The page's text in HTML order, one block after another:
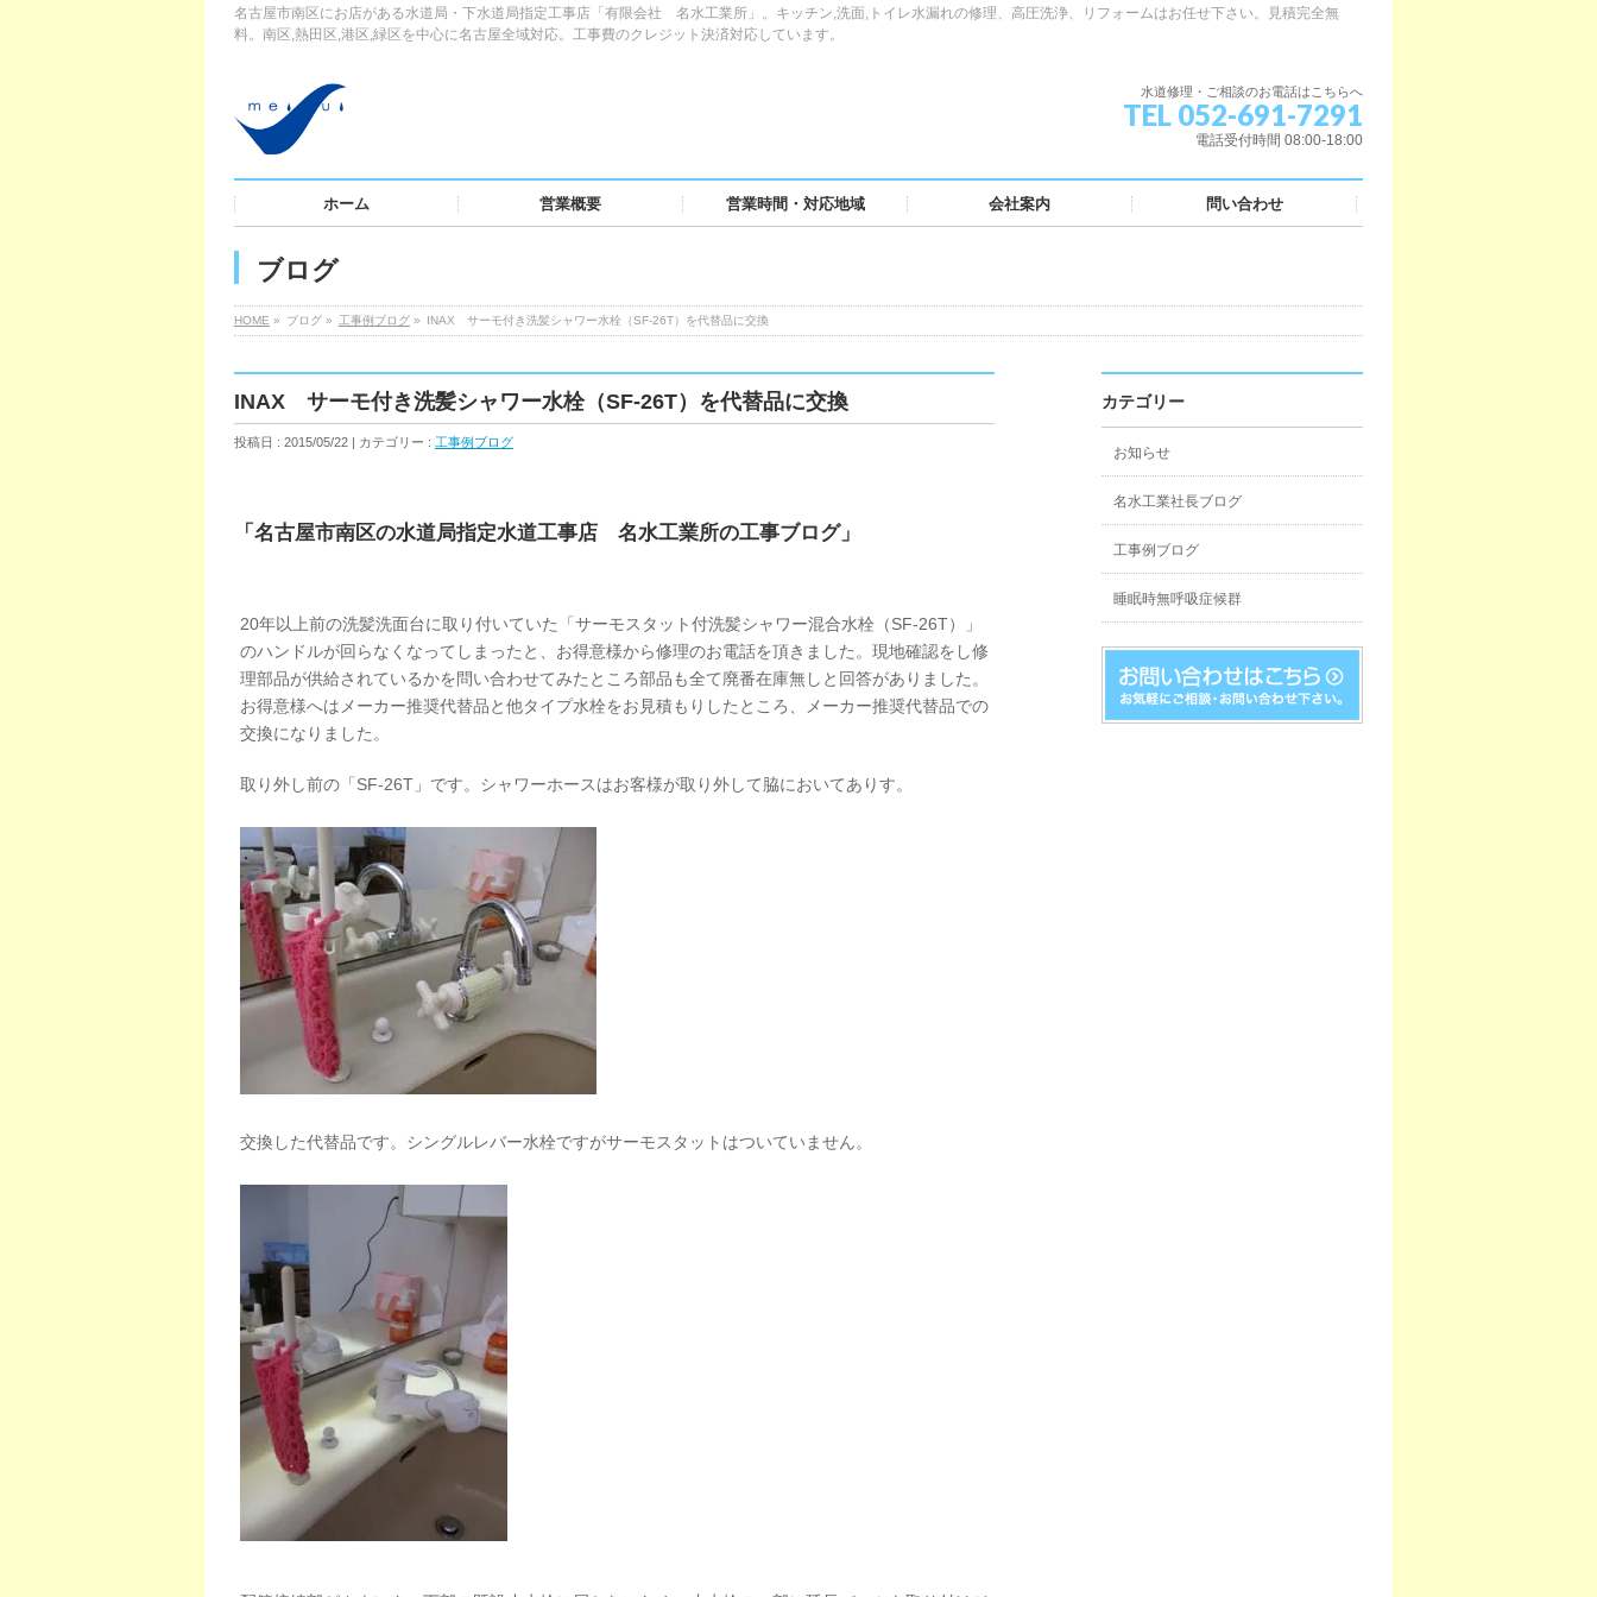
名古屋市南区にお店がある水道局・下水道局指定工事店「有限会社 名水工業所」。キッチン,洗面,トイレ水漏れの修理、高圧洗浄、リフォームはお任せ下さい。見積完全無
料。南区,熱田区,港区,緑区を中心に名古屋全域対応。工事費のクレジット決済対応しています。
水道修理・ご相談のお電話はこちらへ
TEL 052-691-7291
電話受付時間 08:00-18:00
ホーム 営業概要 営業時間・対応地域 会社案内 問い合わせ
ブログ
HOME » ブログ » 工事例ブログ » INAX サーモ付き洗髪シャワー水栓（SF-26T）を代替品に交換
INAX サーモ付き洗髪シャワー水栓（SF-26T）を代替品に交換
投稿日 : 2015/05/22 | カテゴリー : 工事例ブログ
「名古屋市南区の水道局指定水道工事店 名水工業所の工事ブログ」
20年以上前の洗髪洗面台に取り付いていた「サーモスタット付洗髪シャワー混合水栓（SF-26T）」
のハンドルが回らなくなってしまったと、お得意様から修理のお電話を頂きました。現地確認をし修
理部品が供給されているかを問い合わせてみたところ部品も全て廃番在庫無しと回答がありました。
お得意様へはメーカー推奨代替品と他タイプ水栓をお見積もりしたところ、メーカー推奨代替品での
交換になりました。
取り外し前の「SF-26T」です。シャワーホースはお客様が取り外して脇においてありす。
交換した代替品です。シングルレバー水栓ですがサーモスタットはついていません。
カテゴリー
お知らせ
名水工業社長ブログ
工事例ブログ
睡眠時無呼吸症候群